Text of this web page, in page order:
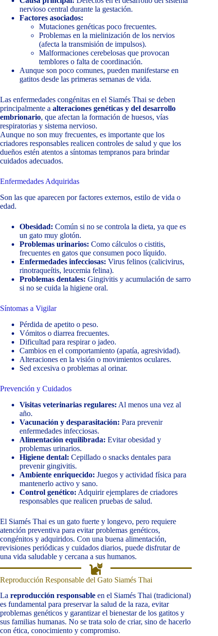
nervioso central durante la gestación.
Factores asociados:
Mutaciones genéticas poco frecuentes.
Problemas en la mielinización de los nervios
(afecta la transmisión de impulsos).
Malformaciones cerebelosas que provocan
temblores o falta de coordinación.
Aunque son poco comunes, pueden manifestarse en
gatitos desde las primeras semanas de vida.
Las enfermedades congénitas en el Siamés Thai se deben
principalmente a alteraciones genéticas y del desarrollo
embrionario, que afectan la formación de huesos, vías
respiratorias y sistema nervioso.
Aunque no son muy frecuentes, es importante que los
criadores responsables realicen controles de salud y que los
dueños estén atentos a síntomas tempranos para brindar
cuidados adecuados.
Enfermedades Adquiridas
Son las que aparecen por factores externos, estilo de vida o
edad.
Obesidad: Común si no se controla la dieta, ya que es
un gato muy glotón.
Problemas urinarios: Como cálculos o cistitis,
frecuentes en gatos que consumen poco líquido.
Enfermedades infecciosas: Virus felinos (calicivirus,
rinotraqueítis, leucemia felina).
Problemas dentales: Gingivitis y acumulación de sarro
si no se cuida la higiene oral.
Síntomas a Vigilar
Pérdida de apetito o peso.
Vómitos o diarrea frecuentes.
Dificultad para respirar o jadeo.
Cambios en el comportamiento (apatía, agresividad).
Alteraciones en la visión o movimientos oculares.
Sed excesiva o problemas al orinar.
Prevención y Cuidados
Visitas veterinarias regulares: Al menos una vez al
año.
Vacunación y desparasitación: Para prevenir
enfermedades infecciosas.
Alimentación equilibrada: Evitar obesidad y
problemas urinarios.
Higiene dental: Cepillado o snacks dentales para
prevenir gingivitis.
Ambiente enriquecido: Juegos y actividad física para
mantenerlo activo y sano.
Control genético: Adquirir ejemplares de criadores
responsables que realicen pruebas de salud.
El Siamés Thai es un gato fuerte y longevo, pero requiere
atención preventiva para evitar problemas genéticos,
congénitos y adquiridos. Con una buena alimentación,
revisiones periódicas y cuidados diarios, puede disfrutar de
una vida saludable y cercana a sus humanos.
Reproducción Responsable del Gato Siamés Thai
La reproducción responsable en el Siamés Thai (tradicional)
es fundamental para preservar la salud de la raza, evitar
problemas genéticos y garantizar el bienestar de los gatitos y
sus familias humanas. No se trata solo de criar, sino de hacerlo
con ética, conocimiento y compromiso.